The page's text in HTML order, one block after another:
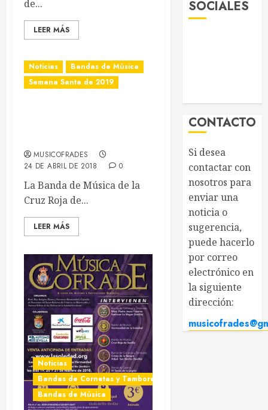
de...
LEER MÁS
Noticias
Bandas de Música
Semana Santa de 2019
MUSICOFRADES
24 DE ABRIL DE 2018
0
La Banda de Música de la
Cruz Roja de...
LEER MÁS
Noticias
Bandas de Cornetas y Tambores
Bandas de Música
SOCIALES
CONTACTO
Si desea
contactar con
nosotros para
enviar una
noticia o
sugerencia,
puede
hacerlo por
correo
electrónico en
la siguiente
dirección: